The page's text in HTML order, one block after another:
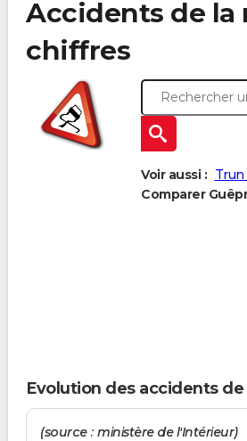
Accidents de la
chiffres
Voir aussi : Trun
Comparer
Evolution des accidents
(source : ministère de l'Intérieur)